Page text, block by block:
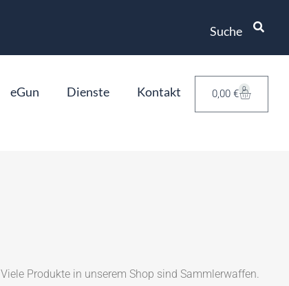
Suche
eGun Dienste Kontakt 0,00 € 0
Viele Produkte in unserem Shop sind Sammlerwaffen.